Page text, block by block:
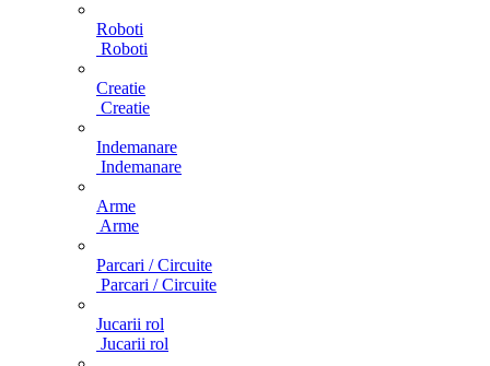
Roboti
Roboti
Creatie
Creatie
Indemanare
Indemanare
Arme
Arme
Parcari / Circuite
Parcari / Circuite
Jucarii rol
Jucarii rol